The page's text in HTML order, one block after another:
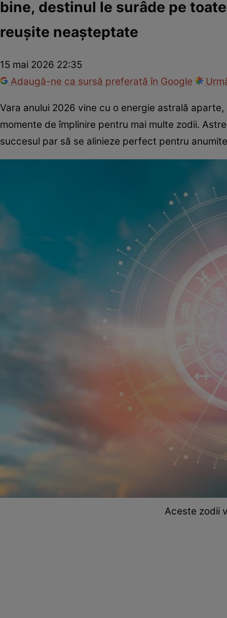
bine, destinul le surâde pe
reușite neașteptate
15 mai 2026 22:35
Adaugă-ne ca sursă preferată în Google
Vara anului 2026 vine cu o energie astrală
momente de împlinire pentru mai multe zodii.
succesul par să se alinieze perfect pentru
Aceste zodii